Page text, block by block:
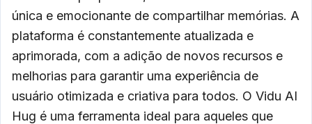
única e emocionante de compartilhar memórias. A
plataforma é constantemente atualizada e
aprimorada, com a adição de novos recursos e
melhorias para garantir uma experiência de
usuário otimizada e criativa para todos. O Vidu AI
Hug é uma ferramenta ideal para aqueles que